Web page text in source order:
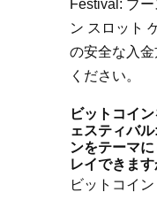
Festival: ブ
ン スロット
の安全な入
ください。
ビットコイ
ェスティバ
ンをテーマ
レイできま
ビットコイ